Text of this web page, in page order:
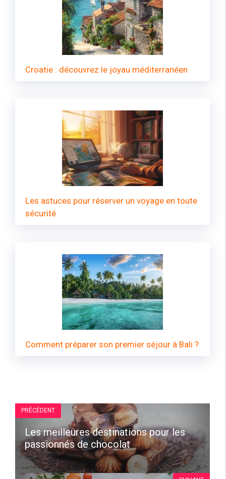
Croatie : découvrez le joyau méditerranéen
Les astuces pour réserver un voyage en toute
sécurité
Comment préparer son premier séjour à Bali ?
PRÉCÉDENT
Les meilleures destinations pour les
passionnés de chocolat